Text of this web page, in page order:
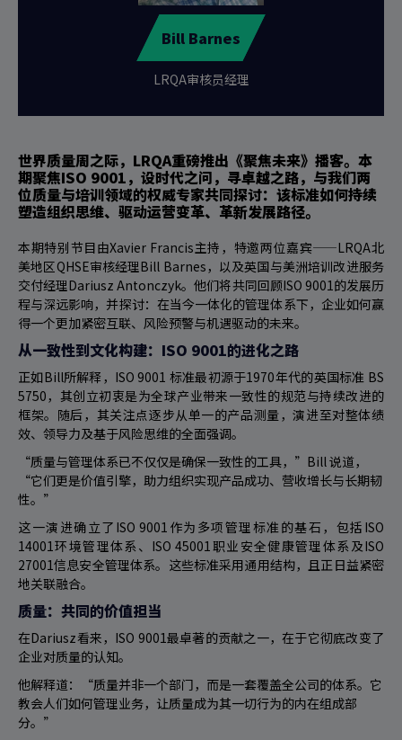
Bill Barnes
LRQA审核员经理
世界质量周之际，LRQA重磅推出《聚焦未来》播客。本
期聚焦ISO 9001，设时代之问，寻卓越之路，与我们两
位质量与培训领域的权威专家共同探讨：该标准如何持续
塑造组织思维、驱动运营变革、革新发展路径。
本期特别节目由Xavier Francis主持，特邀两位嘉宾——LRQA北
美地区QHSE审核经理Bill Barnes，以及英国与美洲培训改进服务
交付经理Dariusz Antonczyk。他们将共同回顾ISO 9001的发展历
程与深远影响，并探讨：在当今一体化的管理体系下，企业如何赢
得一个更加紧密互联、风险预警与机遇驱动的未来。
从一致性到文化构建：ISO 9001的进化之路
正如Bill所解释，ISO 9001 标准最初源于1970年代的英国标准 BS
5750，其创立初衷是为全球产业带来一致性的规范与持续改进的
框架。随后，其关注点逐步从单一的产品测量，演进至对整体绩
效、领导力及基于风险思维的全面强调。
“质量与管理体系已不仅仅是确保一致性的工具，”Bill 说道，
“它们更是价值引擎，助力组织实现产品成功、营收增长与长期韧
性。”
这一演进确立了ISO 9001作为多项管理标准的基石，包括ISO
14001环境管理体系、ISO 45001职业安全健康管理体系及ISO
27001信息安全管理体系。这些标准采用通用结构，且正日益紧密
地关联融合。
质量：共同的价值担当
在Dariusz看来，ISO 9001最卓著的贡献之一，在于它彻底改变了
企业对质量的认知。
他解释道：“质量并非一个部门，而是一套覆盖全公司的体系。它
教会人们如何管理业务，让质量成为其一切行为的内在组成部
分。”